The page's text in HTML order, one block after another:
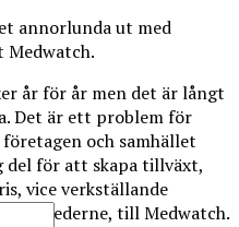
annorlunda ut med
Medwatch.
år för år men det är långt
Det är ett problem för
och samhället
del för att skapa tillväxt,
vice verkställande
Lederne, till Medwatch.